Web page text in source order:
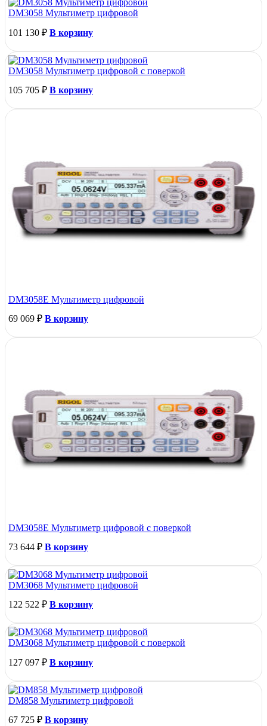
DM3058 Мультиметр цифровой
101 130 ₽ В корзину
DM3058 Мультиметр цифровой с поверкой
105 705 ₽ В корзину
DM3058E Мультиметр цифровой
69 069 ₽ В корзину
DM3058E Мультиметр цифровой с поверкой
73 644 ₽ В корзину
DM3068 Мультиметр цифровой
122 522 ₽ В корзину
DM3068 Мультиметр цифровой с поверкой
127 097 ₽ В корзину
DM858 Мультиметр цифровой
67 725 ₽ В корзину